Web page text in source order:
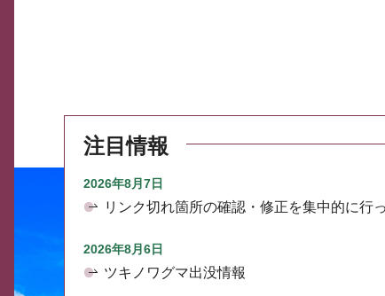
注目情報
2026年8月7日
リンク切れ箇所の確認・修正を集中的に行
2026年8月6日
ツキノワグマ出没情報